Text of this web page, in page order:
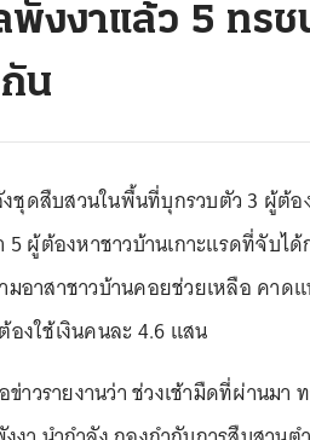
งงาแล้ว 5 ทรช
น
ชุดสืบสวนในพื้นที่บุกรวบตัว 3 ผู้ต้อ
5 ผู้ต้องหาชาวบ้านเกาะแรดที่จับไ
อาสาชาวบ้านคอยช่วยเหลือ คาด
งใช้เงินคนละ 4.6 แสน
าวรายงานว่า ช่วงเช้ามืดที่ผ่านม